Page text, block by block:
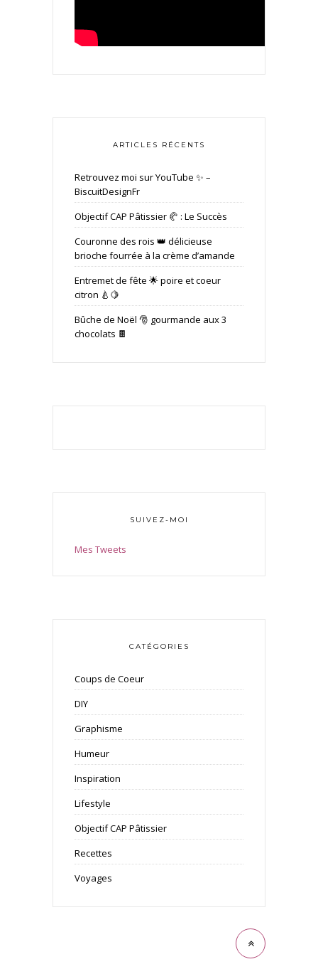
ARTICLES RÉCENTS
Retrouvez moi sur YouTube ✨ –
BiscuitDesignFr
Objectif CAP Pâtissier 🥐 : Le Succès
Couronne des rois 👑 délicieuse
brioche fourrée à la crème d’amande
Entremet de fête 🌟 poire et coeur
citron 🍐🍋
Bûche de Noël 🎅 gourmande aux 3
chocolats 🍫
SUIVEZ-MOI
Mes Tweets
CATÉGORIES
Coups de Coeur
DIY
Graphisme
Humeur
Inspiration
Lifestyle
Objectif CAP Pâtissier
Recettes
Voyages